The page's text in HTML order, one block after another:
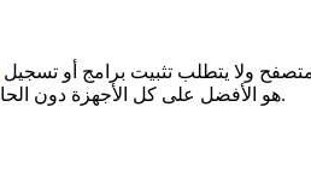
حساب. استمتع بتحميلات تيك توك مجانية وغير محدودة وبدون علامة مائية بجودة HD. TikTokio هو الأفضل على كل الأجهزة دون الحاجة لتثبيت أي تطبيق.